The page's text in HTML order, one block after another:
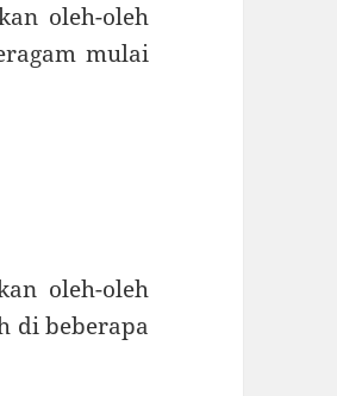
oleh-oleh
mulai
oleh-oleh
di beberapa